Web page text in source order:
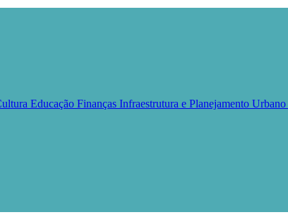
Educação Finanças Infraestrutura e Planejamento Urbano